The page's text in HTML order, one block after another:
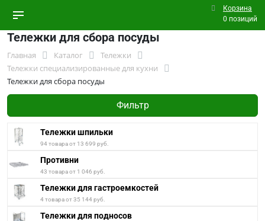
Корзина
0 позиций
Тележки для сбора посуды
Главная Каталог
Тележки
Тележки специализированные для кухни
Тележки для сбора посуды
Фильтр
Тележки шпильки
94 товара от 13 699 руб.
Противни
43 товара от 1 046 руб.
Тележки для гастроемкостей
4 товара от 35 144 руб.
Тележки для подносов